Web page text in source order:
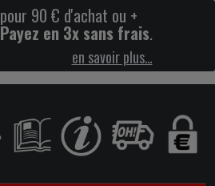
pour 90 € d'achat ou +
Payez en 3x sans frais.
en savoir plus…